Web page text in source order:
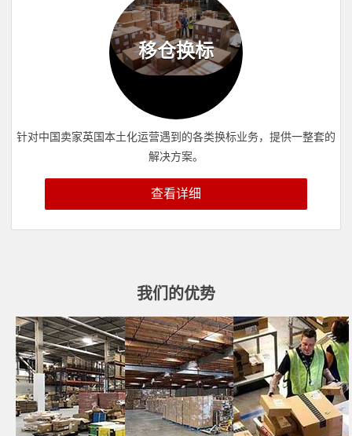
移仓换标
针对中国卖家英国本土化运营遇到的各类换标业务，提供一整套的
解决方案。
查看详细
我们的优势